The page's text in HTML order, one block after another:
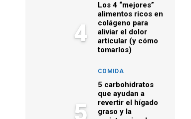
4
Los 4 “mejores”
alimentos ricos en
colágeno para
aliviar el dolor
articular (y cómo
tomarlos)
5
COMIDA
5 carbohidratos
que ayudan a
revertir el hígado
graso y la